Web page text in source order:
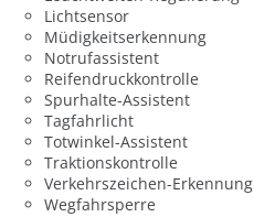
Lichtsensor
Müdigkeitserkennung
Notrufassistent
Reifendruckkontrolle
Spurhalte-Assistent
Tagfahrlicht
Totwinkel-Assistent
Traktionskontrolle
Verkehrszeichen-Erkennung
Wegfahrsperre